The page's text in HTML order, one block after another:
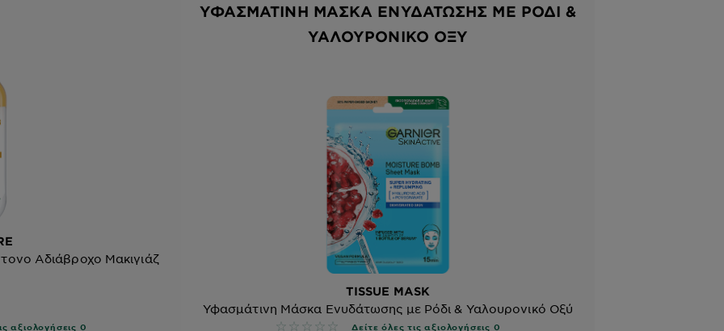
Αδιάβροχο Μακιγιάζ
αξιολογήσεις 0
ΥΦΑΣΜΆΤΙΝΗ ΜΆΣΚΑ ΕΝΥΔΆΤΩΣΗΣ ΜΕ ΡΌΔΙ &
ΥΑΛΟΥΡΟΝΙΚΌ ΟΞΎ
TISSUE MASK
Υφασμάτινη Μάσκα Ενυδάτωσης με Ρόδι & Υαλουρονικό Οξύ
No reviews Δείτε όλες τις αξιολογήσεις 0